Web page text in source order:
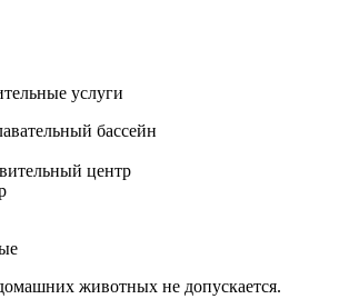
услуги
бассейн
центр
животных не допускается.